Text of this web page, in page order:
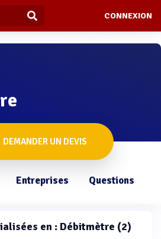
CONNEXION
DEMANDER UN DEVIS
Entreprises Questions
en : Débitmètre (2)